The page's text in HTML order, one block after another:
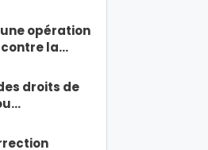
opération
la…
droits de